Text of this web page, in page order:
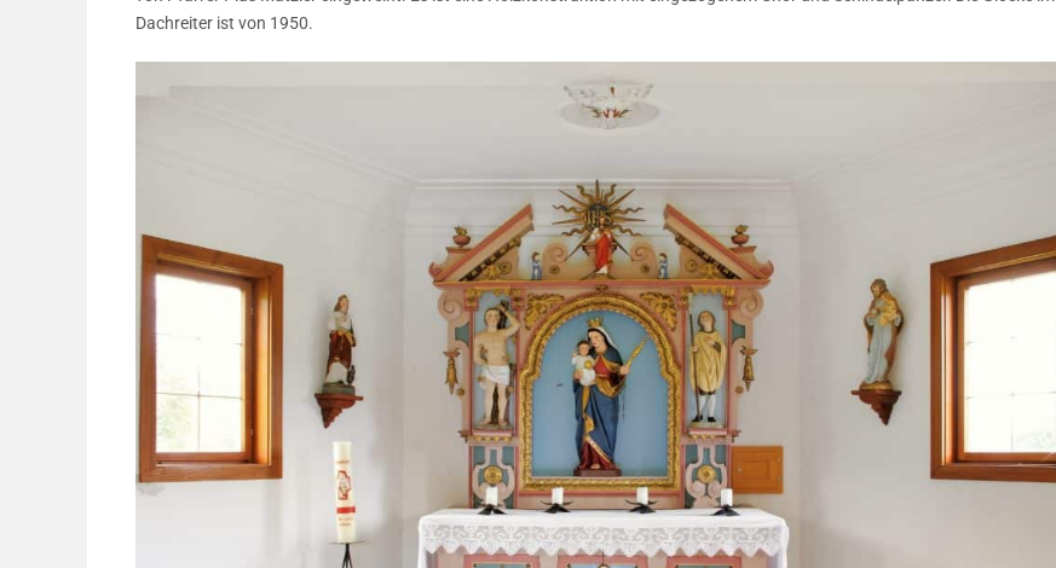
Dachreiter ist von 1950.